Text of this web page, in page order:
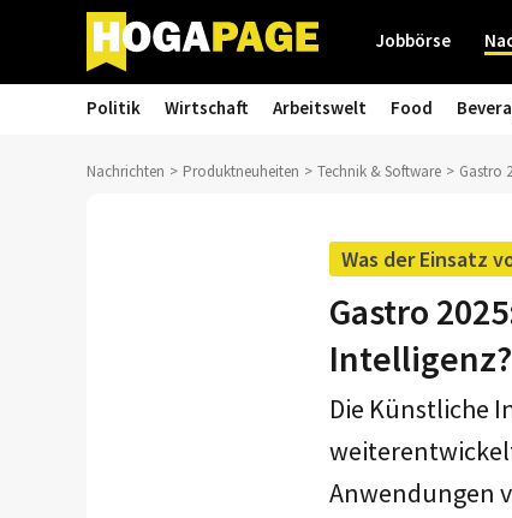
Jobbörse
Politik Wirtschaft Arbeitswelt Food
Nachrichten Produktneuheiten Technik & Software Gastro
Was der Einsatz
Gastro
Intelligenz?
Die Künstliche
Anwendungen